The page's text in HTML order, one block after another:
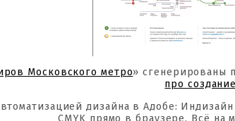
Московского метро» сгенерированы
про
дизайна в Адобе:
CMYK прямо в браузере. Всё на